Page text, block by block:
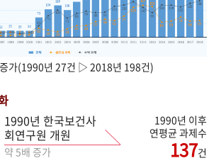
가(1990년 27건 ▷ 2018년 198건)
1990년 한국보건사
회연구원 개원
약 5배 증가
1990년 이후
연평균 과제수
137건